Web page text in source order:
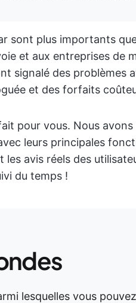
sont plus importants
et aux entreprises de
signalé des problèmes
et des forfaits
pour vous. Nous
leurs principales
avis réels des
du temps !
lesquelles vous